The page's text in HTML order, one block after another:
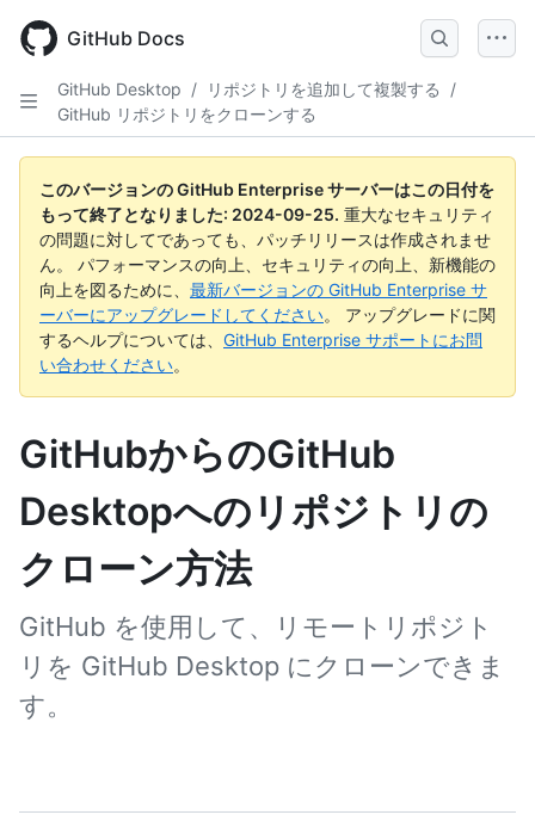
main
GitHub Docs
GitHub Desktop / リポジトリを追加して複製する
/
GitHub リポジトリをクローンする
このバージョンの GitHub Enterprise サーバーはこの日付を
もって終了となりました: 2024-09-25. 重大なセキュリティ
の問題に対してであっても、パッチリリースは作成されませ
ん。 パフォーマンスの向上、セキュリティの向上、新機能の
向上を図るために、 最新バージョンの GitHub Enterprise サ
ーバーにアップグレードしてください。 アップグレードに関
するヘルプについては、 GitHub Enterprise サポートにお問
い合わせください。
GitHubからのGitHub
Desktopへのリポジトリの
クローン方法
GitHub を使用して、リモートリポジト
リを GitHub Desktop にクローンできま
す。